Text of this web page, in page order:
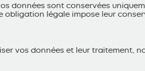
données sont conservées
obligation légale impose leur
vos données et leur traitement,